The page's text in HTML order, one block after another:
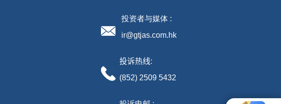
投资者与媒体 :
ir@gtjas.com.hk
投诉热线:
(852) 2509 5432